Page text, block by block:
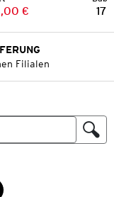
Preis:
Preis:
€
Filialen